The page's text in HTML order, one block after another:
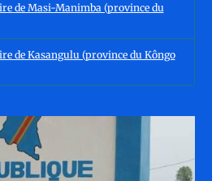
de Masi-Manimba (province du
de Kasangulu (province du Kôngo